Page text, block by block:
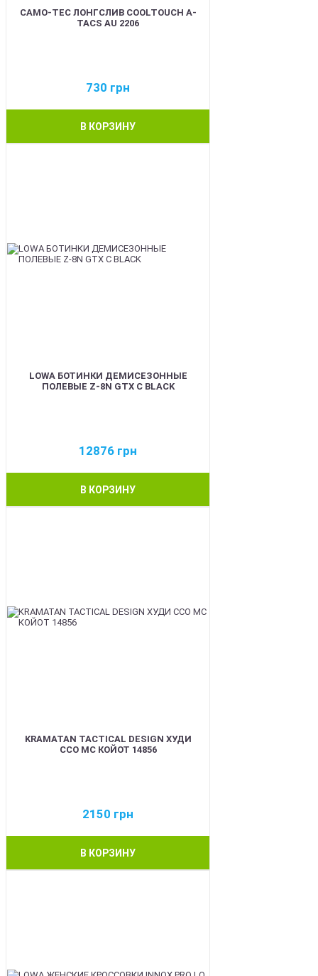
CAMO-TEC ЛОНГСЛИВ COOLTOUCH A-
TACS AU 2206
730 грн
В КОРЗИНУ
LOWA БОТИНКИ ДЕМИСЕЗОННЫЕ
ПОЛЕВЫЕ Z-8N GTX C BLACK
12876 грн
В КОРЗИНУ
KRAMATAN TACTICAL DESIGN ХУДИ
ССО МС КОЙОТ 14856
2150 грн
В КОРЗИНУ